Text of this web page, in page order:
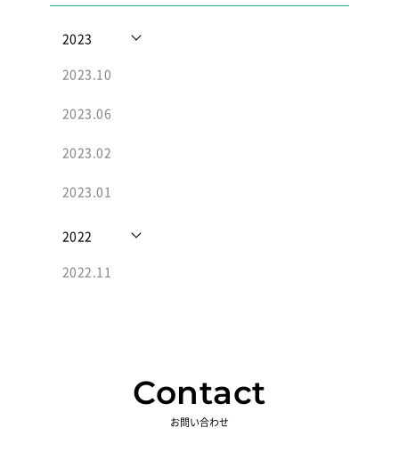
2023
2023.10
2023.06
2023.02
2023.01
2022
2022.11
Contact
お問い合わせ